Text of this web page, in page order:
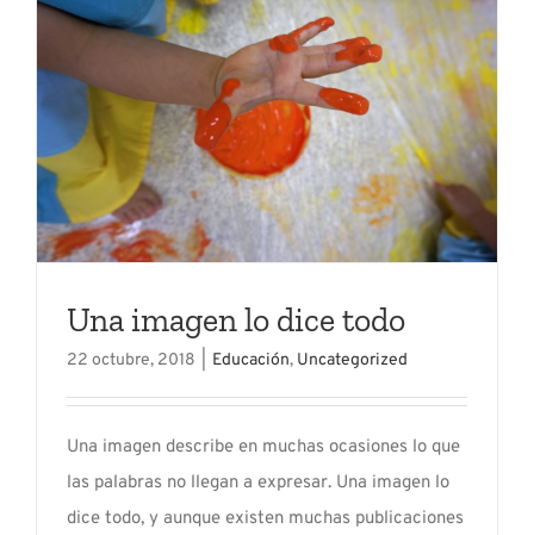
Una imagen lo dice todo
22 octubre, 2018 Educación, Uncategorized
Una imagen describe en muchas ocasiones lo que
las palabras no llegan a expresar. Una imagen lo
dice todo, y aunque existen muchas publicaciones